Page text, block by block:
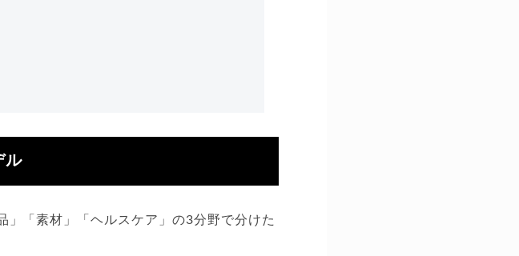
ル
」「素材」「ヘルスケア」の3分野で分けた